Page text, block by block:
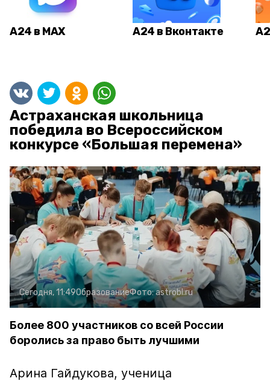
А24 в MAX А24 в Вконтакте
Астраханская школьница
победила во Всероссийском
конкурсе «Большая перемена»
Сегодня, 11:49ОбразованиеФото:astrobl.ru
Более 800 участников со всей России
боролись за право быть лучшими
Арина Гайдукова, ученица